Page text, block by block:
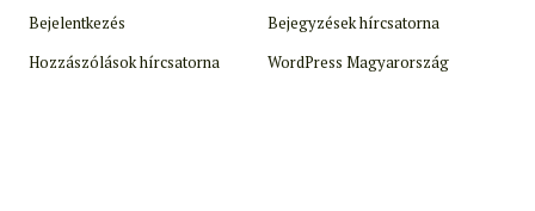
Bejelentkezés
Bejegyzések hírcsatorna
Hozzászólások hírcsatorna
WordPress Magyarország